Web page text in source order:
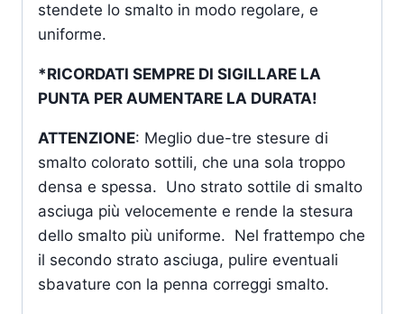
stendete lo smalto in modo regolare, e
uniforme.
*RICORDATI SEMPRE DI SIGILLARE LA
PUNTA PER AUMENTARE LA DURATA!
ATTENZIONE: Meglio due-tre stesure di
smalto colorato sottili, che una sola troppo
densa e spessa. Uno strato sottile di smalto
asciuga più velocemente e rende la stesura
dello smalto più uniforme. Nel frattempo che
il secondo strato asciuga, pulire eventuali
sbavature con la penna correggi smalto.